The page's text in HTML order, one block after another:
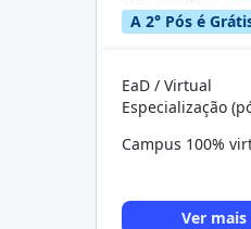
A 2° Pós é
EaD / Virtual
Campus 100%
Ver